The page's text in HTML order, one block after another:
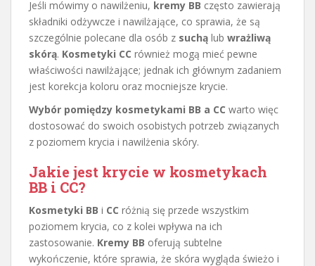
Jeśli mówimy o nawilżeniu, kremy BB często zawierają
składniki odżywcze i nawilżające, co sprawia, że są
szczególnie polecane dla osób z suchą lub wrażliwą
skórą. Kosmetyki CC również mogą mieć pewne
właściwości nawilżające; jednak ich głównym zadaniem
jest korekcja koloru oraz mocniejsze krycie.
Wybór pomiędzy kosmetykami BB a CC warto więc
dostosować do swoich osobistych potrzeb związanych
z poziomem krycia i nawilżenia skóry.
Jakie jest krycie w kosmetykach
BB i CC?
Kosmetyki BB i CC różnią się przede wszystkim
poziomem krycia, co z kolei wpływa na ich
zastosowanie. Kremy BB oferują subtelne
wykończenie, które sprawia, że skóra wygląda świeżo i